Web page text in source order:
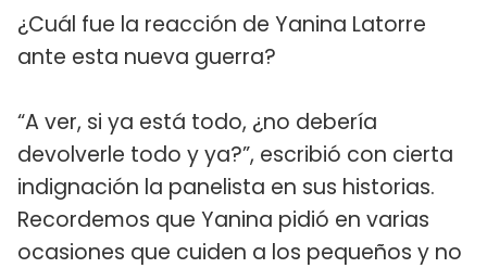
¿Cuál fue la reacción de Yanina Latorre
ante esta nueva guerra?
“A ver, si ya está todo, ¿no debería
devolverle todo y ya?”, escribió con cierta
indignación la panelista en sus historias.
Recordemos que Yanina pidió en varias
ocasiones que cuiden a los pequeños y no